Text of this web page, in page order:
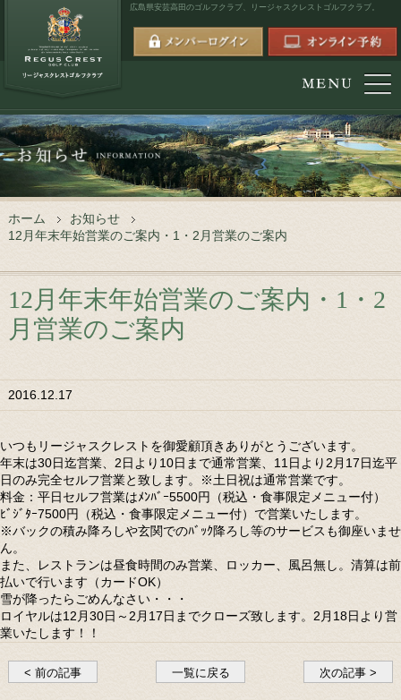
広島県安芸高田のゴルフクラブ、 リージャスクレストゴルフクラブ。
ホーム
お知らせ
12月年末年始営業のご案内・1・2月営業のご案内
12月年末年始営業のご案内・1・2
月営業のご案内
2016.12.17
いつもリージャスクレストを御愛顧頂きありがとうございます。
年末は30日迄営業、2日より10日まで通常営業、11日より2月17日迄平
日のみ完全セルフ営業と致します。※土日祝は通常営業です。
料金：平日セルフ営業はﾒﾝﾊﾞｰ5500円（税込・食事限定メニュー付）
ﾋﾞｼﾞﾀｰ7500円（税込・食事限定メニュー付）で営業いたします。
※バックの積み降ろしや玄関でのﾊﾞｯｸ降ろし等のサービスも御座いませ
ん。
また、レストランは昼食時間のみ営業、ロッカー、風呂無し。清算は前
払いで行います（カードOK）
雪が降ったらごめんなさい・・・
ロイヤルは12月30日～2月17日までクローズ致します。2月18日より営
業いたします！！
< 前の記事 一覧に戻る 次の記事 >